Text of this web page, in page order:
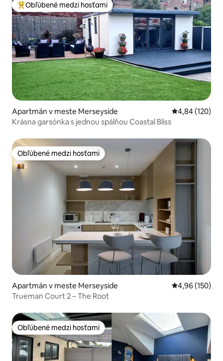
Najobľúbenejšie medzi hosťami
Obľúbené medzi hosťami
Apartmán v meste Merseyside Priemerné
4,84 (120)
Krásna garsónka s jednou spálňou Coastal Bliss
Obľúbené medzi hosťami
Obľúbené medzi hosťami
Apartmán v meste Merseyside Priemerné
4,96 (150)
Trueman Court 2 – The Root
Obľúbené medzi hosťami
Obľúbené medzi hosťami